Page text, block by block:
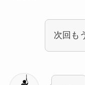
次回も